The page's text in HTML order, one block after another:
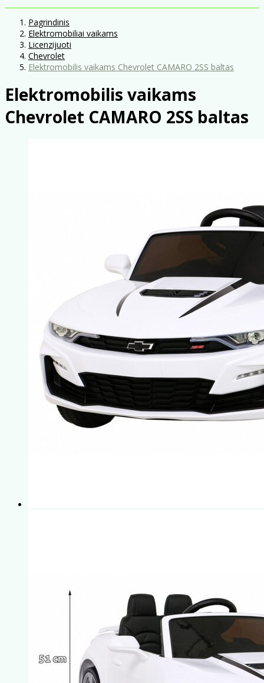
Pagrindinis
Elektromobiliai vaikams
Licenzijuoti
Chevrolet
Elektromobilis vaikams Chevrolet CAMARO 2SS baltas
Elektromobilis vaikams
Chevrolet CAMARO 2SS baltas